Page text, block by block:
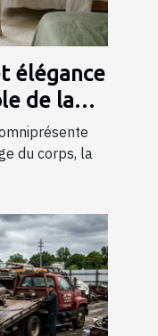
élégance
de la
du corps, la